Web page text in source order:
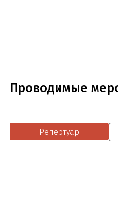
Проводимые
Репертуар